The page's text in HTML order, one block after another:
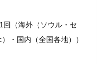
回（海外（ソウル・セ
・国内（全国各地））